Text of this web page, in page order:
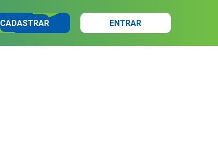
CADASTRAR ENTRAR